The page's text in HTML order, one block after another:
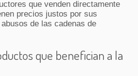
que venden directamente
precios justos por sus
de las cadenas de
que benefician a la